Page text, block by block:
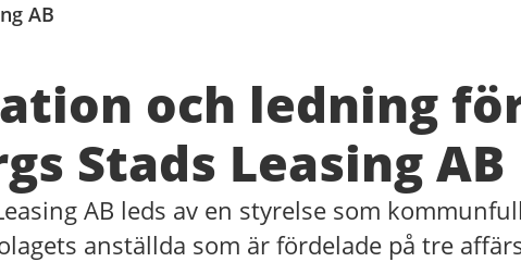
AB
och ledning
Stads Leasing AB
AB leds av en styrelse som
anställda som är fördelade på tre